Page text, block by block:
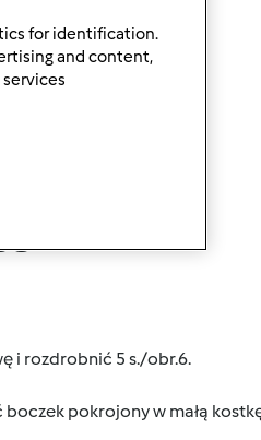
i rozdrobnić 5 s./obr.6.
pokrojony w małą
for identification.
and content,